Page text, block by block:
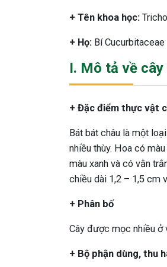
+ Tên khoa học:
+ Họ: Bí Cucurbitaceae
I. Mô tả về cây
+ Đặc điểm thực vật
Bát bát châu là một
nhiều thùy. Hoa có
màu xanh và có vằn
chiều dài 1,2 – 1,5 cm
+ Phân bố
Cây được mọc nhiều ở
+ Bộ phận dùng, thu